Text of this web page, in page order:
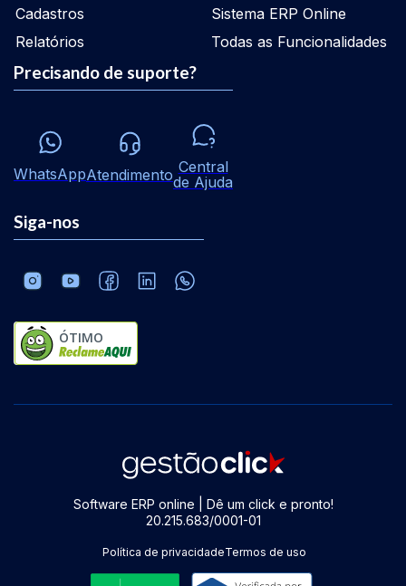
Cadastros
Relatórios
Sistema ERP Online
Todas as Funcionalidades
Precisando de suporte?
WhatsAppAtendimento Central
de Ajuda
Siga-nos
ÓTIMO
Software ERP online | Dê um click e pronto!
20.215.683/0001-01
Política de privacidadeTermos de uso